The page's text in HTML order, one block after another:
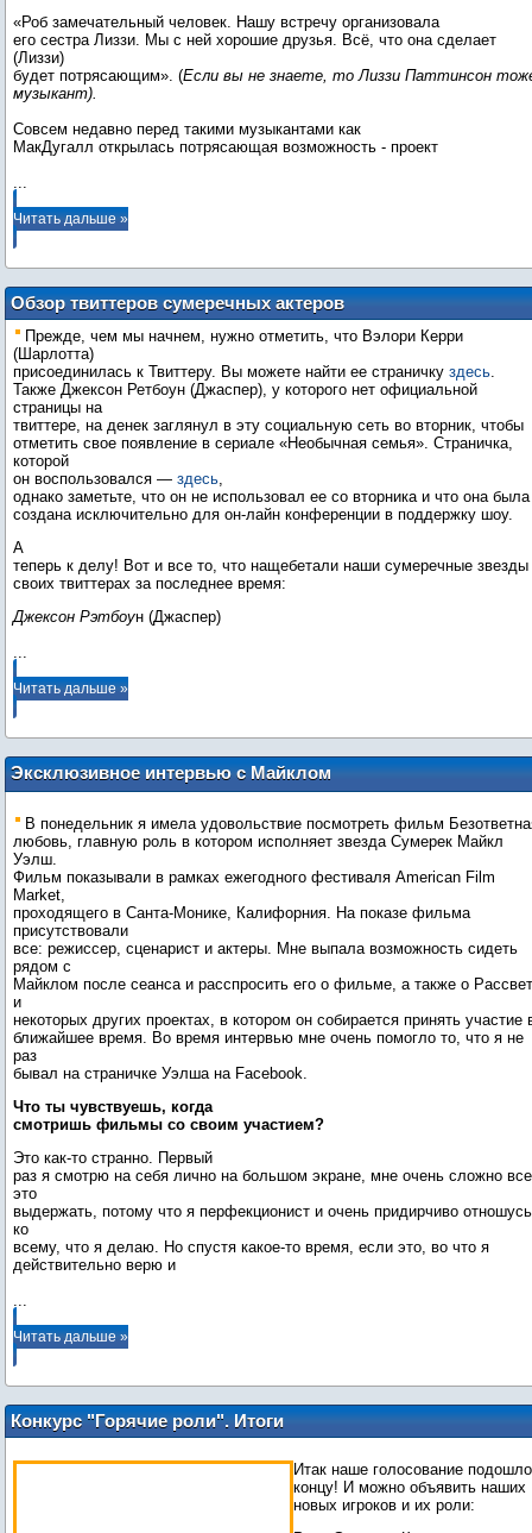
«Роб замечательный человек. Нашу встречу организовала
его сестра Лиззи. Мы с ней хорошие друзья. Всё, что она сделает
(Лиззи)
будет потрясающим». (Если вы не знаете, то Лиззи Паттинсон
музыкант).
Совсем недавно перед такими музыкантами как
...
Читать дальше »
Обзор твиттеров сумеречных актеров
Прежде, чем мы начнем, нужно отметить, что Вэлори Керри
(Шарлотта)
присоединилась к Твиттеру. Вы можете найти ее страничку здесь.
Также Джексон Ретбоун (Джаспер), у которого нет официальной
страницы на
твиттере, на денек заглянул в эту социальную сеть во вторник, чтобы
отметить свое появление в сериале «Необычная семья». Страничка,
которой
он воспользовался — здесь,
однако заметьте, что он не использовал ее со вторника и что она была
создана исключительно для он-лайн конференции в поддержку шоу.
А
теперь к делу! Вот и все то, что нащебетали наши сумеречные звезды
своих твиттерах за последнее время:
Джексон Рэтбоу
...
Читать дальше »
Эксклюзивное интервью с Майклом
Уэлшом
В понедельник я имела удовольствие посмотреть фильм
любовь, главную роль в котором исполняет звезда Сумерек Майкл
Уэлш.
Фильм показывали в рамках ежегодного фестиваля American Film
Market,
проходящего в Санта-Монике, Калифорния. На показе фильма
присутствовали
все: режиссер, сценарист и актеры. Мне выпала возможность сидеть
рядом с
Майклом после сеанса и расспросить его о фильме, а также о
и
некоторых других проектах, в котором он собирается принять участие
ближайшее время. Во время интервью мне очень помогло то, что я не
раз
бывал на страничке Уэлша на Facebook.
Что ты чувствуешь, когда
смотришь фильмы со своим участием?
Это как-то странно. Первый
раз я смотрю на себя лично на большом экране, мне очень сложно все
это
выдержать, потому что я перфекционист и очень придирчиво отношусь
ко
всему, что я делаю. Но спустя какое-то время, если это, во что я
...
Читать дальше »
Конкурс "Горячие роли". Итоги
Итак наше голосование
концу! И можно объявить наших
новых игроков и их роли: